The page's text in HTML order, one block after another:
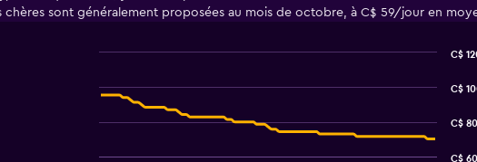
chères sont généralement proposées au mois de octobre, à C$ 59/jour en
chart
with
C$ 60
C$ 80
C$
C$